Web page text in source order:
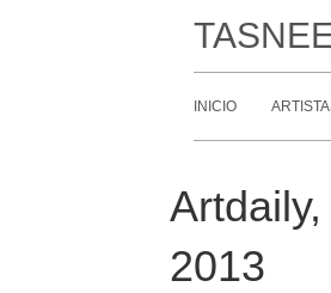
INICIO
2013